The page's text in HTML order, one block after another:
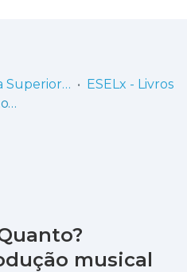
ESELx - Escola Superior de Educação de Lisboa
ESELx - Livros
«Onde? Como? Quanto? Quando?»: a produção musical nos primórdios da radiotelevisão portuguesa (1956‑1964)
musical